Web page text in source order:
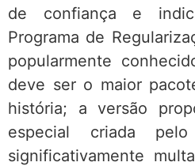
de confiança e
Programa de
popularmente
deve ser o maior
história; a versão
especial criada
significativamente